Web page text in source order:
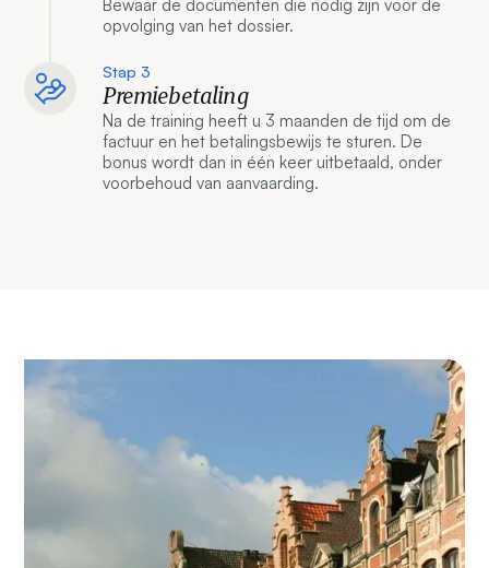
Bewaar de documenten die nodig zijn voor de
opvolging van het dossier.
Stap 3
Premiebetaling
Na de training heeft u 3 maanden de tijd om de
factuur en het betalingsbewijs te sturen. De
bonus wordt dan in één keer uitbetaald, onder
voorbehoud van aanvaarding.